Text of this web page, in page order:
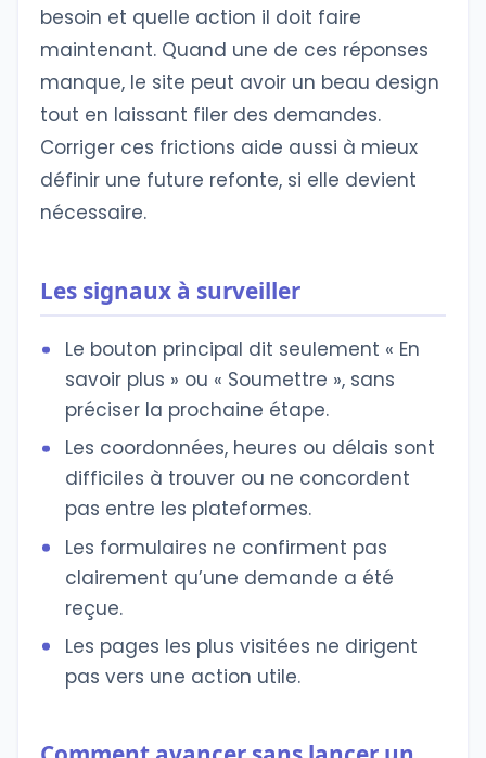
besoin et quelle action il doit faire
maintenant. Quand une de ces réponses
manque, le site peut avoir un beau design
tout en laissant filer des demandes.
Corriger ces frictions aide aussi à mieux
définir une future refonte, si elle devient
nécessaire.
Les signaux à surveiller
Le bouton principal dit seulement « En
savoir plus » ou « Soumettre », sans
préciser la prochaine étape.
Les coordonnées, heures ou délais sont
difficiles à trouver ou ne concordent
pas entre les plateformes.
Les formulaires ne confirment pas
clairement qu’une demande a été
reçue.
Les pages les plus visitées ne dirigent
pas vers une action utile.